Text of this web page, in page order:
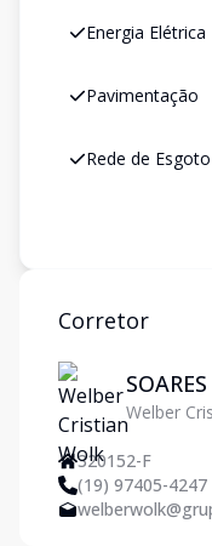
Energia Elétrica
Pavimentação
Rede de Esgoto
Corretor
Welber
320152-F
(19) 97405-4247